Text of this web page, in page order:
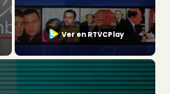
Ver en RTVCPlay